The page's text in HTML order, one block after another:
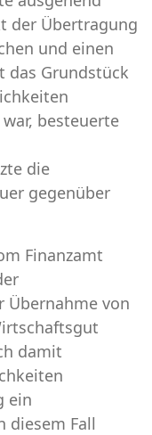
der Übertragung
und einen
das Grundstück
besteuerte
die
gegenüber
Finanzamt
Übernahme von
damit
ein
diesem Fall